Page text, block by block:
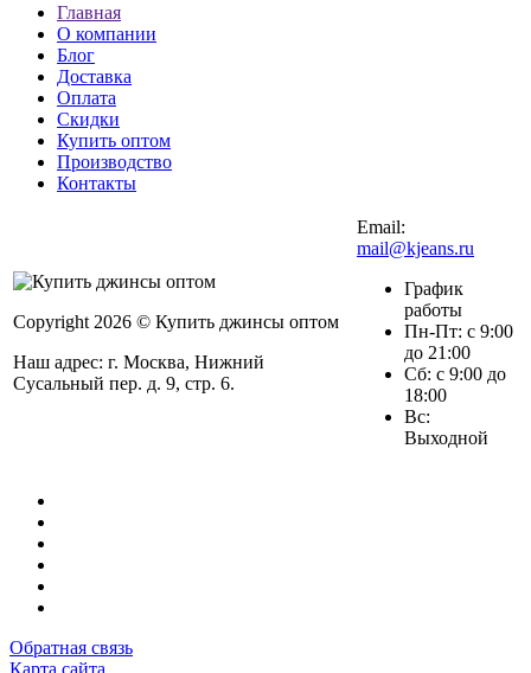
Главная
О компании
Блог
Доставка
Оплата
Скидки
Купить оптом
Производство
Контакты
Copyright 2026 © Купить джинсы оптом
Наш адрес: г. Москва, Нижний
Сусальный пер. д. 9, стр. 6.
Email:
mail@kjeans.ru
График
работы
Пн-Пт: с 9:00
до 21:00
Сб: с 9:00 до
18:00
Вс:
Выходной
Обратная связь
Карта сайта